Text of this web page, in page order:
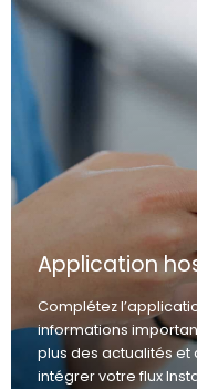
Application
Complétez
informations
plus des actualités et
intégrer votre flux